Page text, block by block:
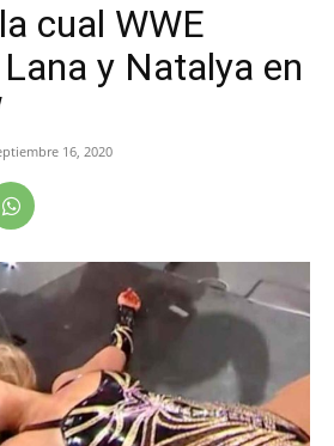
cual WWE
y Natalya en
16, 2020